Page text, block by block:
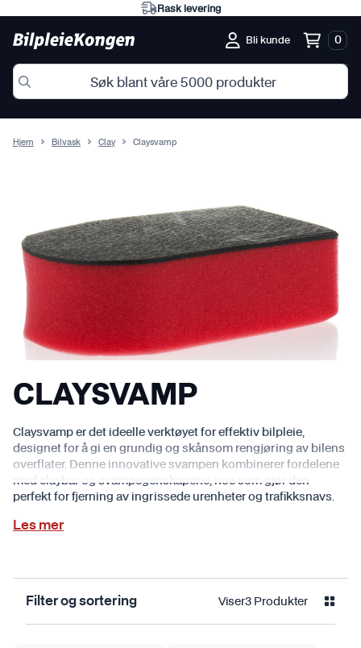
Rask levering
Bli kunde 0
Hjem Bilvask Clay Claysvamp
CLAYSVAMP
Claysvamp er det ideelle verktøyet for effektiv bilpleie,
designet for å gi en grundig og skånsom rengjøring av bilens
overflater. Denne innovative svampen kombinerer fordelene
med claybar og svampegenskapene, noe som gjør den
perfekt for fjerning av ingrissede urenheter og trafikksnavs.
Les mer
Filter og sortering Viser3 Produkter